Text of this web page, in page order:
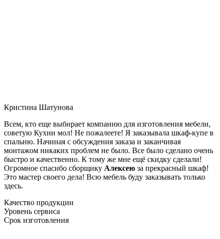
Кристина Шатунова
Всем, кто еще выбирает компанию для изготовления мебели,
советую Кухни мол! Не пожалеете! Я заказывала шкаф-купе в
спальню. Начиная с обсуждения заказа и заканчивая
монтажом никаких проблем не было. Все было сделано очень
быстро и качественно. К тому же мне ещё скидку сделали!
Огромное спасибо сборщику Алексею за прекрасный шкаф!
Это мастер своего дела! Всю мебель буду заказывать только
здесь.
Качество продукции
Уровень сервиса
Срок изготовления